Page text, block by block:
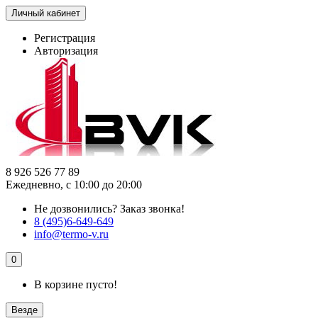
Личный кабинет
Регистрация
Авторизация
8 926 526 77 89
Ежедневно, с 10:00 до 20:00
Не дозвонились? Заказ звонка!
8 (495)6-649-649
info@termo-v.ru
0
В корзине пусто!
Везде